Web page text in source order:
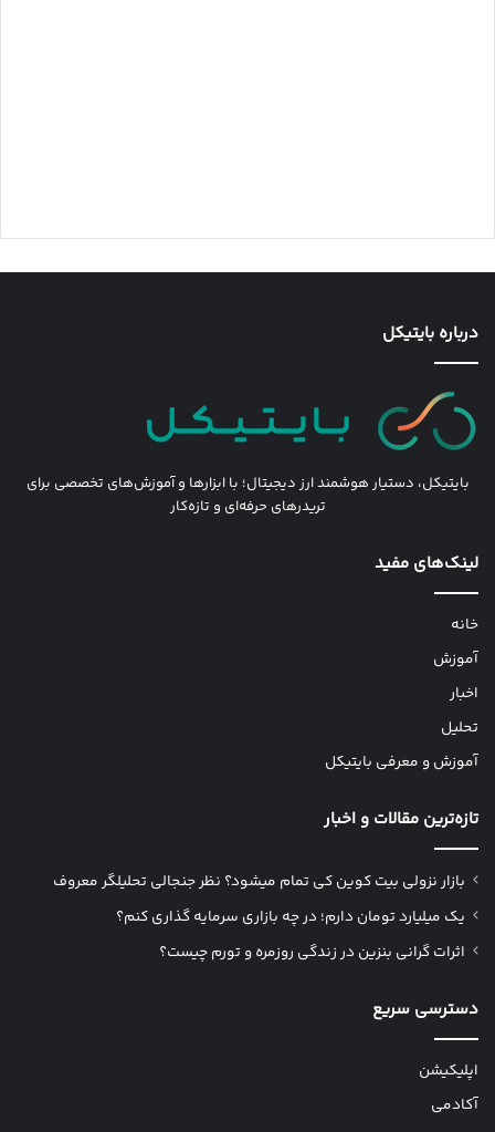
درباره بایتیکل
بایتیکل، دستیار هوشمند ارز دیجیتال؛ با ابزارها و آموزش‌های تخصصی برای
تریدرهای حرفه‌ای و تازه‌کار
لینک‌های مفید
خانه
آموزش
اخبار
تحلیل
آموزش و معرفی بایتیکل
تازه‌ترین مقالات و اخبار
بازار نزولی بیت کوین کی تمام میشود؟ نظر جنجالی تحلیلگر معروف
یک میلیارد تومان دارم؛ در چه بازاری سرمایه گذاری کنم؟
اثرات گرانی بنزین در زندگی روزمره و تورم چیست؟
دسترسی سریع
اپلیکیشن
آکادمی